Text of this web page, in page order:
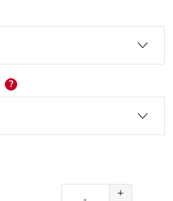
?